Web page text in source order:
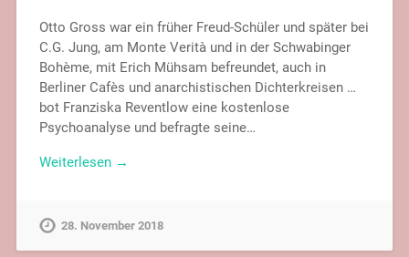
Otto Gross war ein früher Freud-Schüler und später bei
C.G. Jung, am Monte Verità und in der Schwabinger
Bohème, mit Erich Mühsam befreundet, auch in
Berliner Cafès und anarchistischen Dichterkreisen …
bot Franziska Reventlow eine kostenlose
Psychoanalyse und befragte seine…
Weiterlesen →
28. November 2018